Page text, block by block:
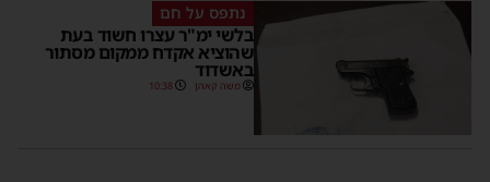
נתפס על חם
בלשי ימ"ר עצרו חשוד בעת
שהוציא אקדח ממקום מסתור
באשדוד
משה קאהן 10:38